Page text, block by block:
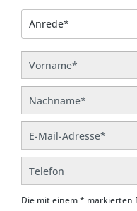
Die mit einem * markierten